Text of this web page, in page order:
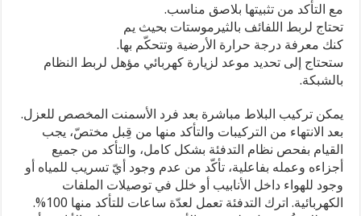
مع التأكد من تثبيتها بلاصق مناسب.
تحتاج لربط اللفائف بالثيرموستات بحيث يم
كنك معرفة درجة حرارة الأرضية وتتحكّم بها.
ستحتاج إلى تحديد موعد لزيارة كهربائي مؤهل لربط النظام
بالشبكة.
يمكن تركيب البلاط مباشرة بعد فرد الأسمنت المخصص للعزل.
بعد الانتهاء من التركيبات والتأكد منها من قِبل مختصّ، يجب
القيام بفحص نظام التدفئة بشكل كامل، والتأكد من جميع
أجزاءه وعمله بفاعلية، تأكّد من عدم وجود أيّ تسريب للمياه أو
وجود للهواء داخل الأنابيب أو خلل في توصيلات الملفات
الكهربائية. اترك التدفئة تعمل لعدّة ساعات للتأكد منها 100%.